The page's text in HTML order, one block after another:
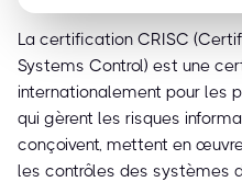
La certification CRISC
Systems Control) est une
internationalement pour les
qui gèrent les risques
conçoivent, mettent en
les contrôles des systèmes